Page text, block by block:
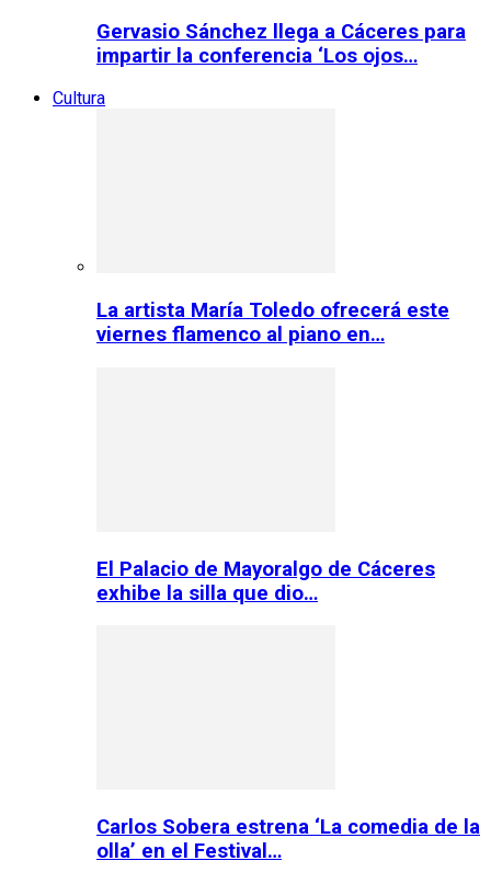
Gervasio Sánchez llega a Cáceres para
impartir la conferencia ‘Los ojos…
Cultura
La artista María Toledo ofrecerá este
viernes flamenco al piano en…
El Palacio de Mayoralgo de Cáceres
exhibe la silla que dio…
Carlos Sobera estrena ‘La comedia de la
olla’ en el Festival…